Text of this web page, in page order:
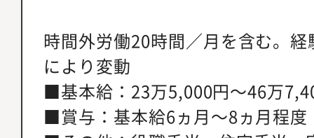
時間外労働20時間／月を含む。
により変動
■基本給：23万5,000円～46万
■賞与：基本給6ヵ月～8ヵ月程